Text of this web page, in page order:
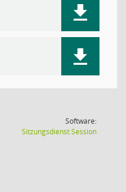
Software:
SitzungsdienstSession(Wird in